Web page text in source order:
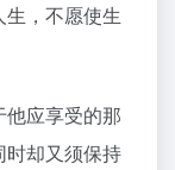
，不愿使生
应享受的那
时却又须保持